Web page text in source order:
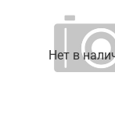
Нет в